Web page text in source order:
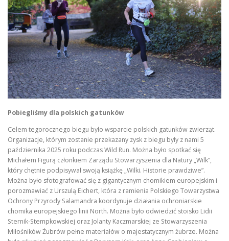
Pobiegliśmy dla polskich gatunków
Celem tegorocznego biegu było wsparcie polskich gatunków zwierząt.
Organizacje, którym zostanie przekazany zysk z biegu były z nami 5
października 2025 roku podczas Wild Run. Można było spotkać się
Michałem Figurą członkiem Zarządu Stowarzyszenia dla Natury „Wilk”,
który chętnie podpisywał swoją książkę „Wilki. Historie prawdziwe”.
Można było sfotografować się z gigantycznym chomikiem europejskim i
porozmawiać z Urszulą Eichert, która z ramienia Polskiego Towarzystwa
Ochrony Przyrody Salamandra koordynuje działania ochroniarskie
chomika europejskiego linii North. Można było odwiedzić stoisko Lidii
Sternik-Stempkowskiej oraz Jolanty Kaczmarskiej ze Stowarzyszenia
Miłośników Żubrów pełne materiałów o majestatycznym żubrze. Można